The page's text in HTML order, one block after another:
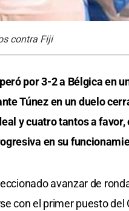
contra Fiji
por 3-2 a Bélgica en
Túnez en un duelo
y cuatro tantos a
en su
avanzar de
con el primer puesto del